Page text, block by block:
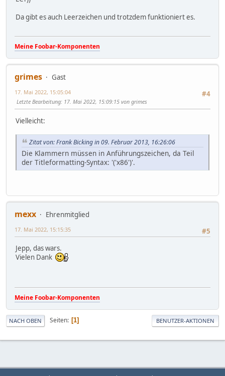
Da gibt es auch Leerzeichen und trotzdem funktioniert es.
Meine Foobar-Komponenten
grimes
Gast
#4
17. Mai 2022, 15:05:04
Letzte Bearbeitung: 17. Mai 2022, 15:09:15 von grimes
Vielleicht:
Zitat von: Frank Bicking in 09. Februar 2013, 16:26:06
Die Klammern müssen in Anführungszeichen, da Teil
der Titleformatting-Syntax: '('x86')'.
mexx
Ehrenmitglied
#5
17. Mai 2022, 15:15:35
Jepp, das wars.
Vielen Dank
Meine Foobar-Komponenten
NACH OBEN Seiten 1 BENUTZER-AKTIONEN